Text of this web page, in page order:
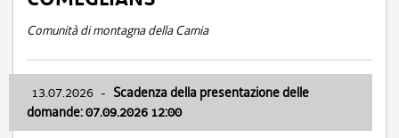
Comunità di montagna della Carnia
13.07.2026 - Scadenza della presentazione delle
domande: 07.09.2026 12:00